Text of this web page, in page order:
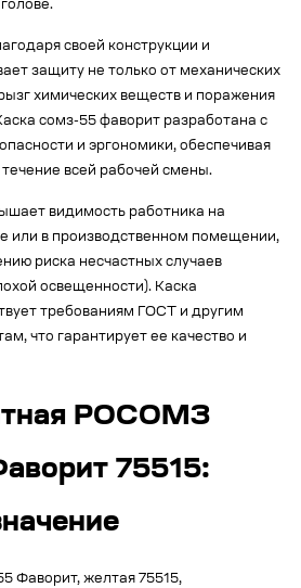
своей конструкции и
защиту не только от механических
химических веществ и поражения
сомз-55 фаворит разработана с
и эргономики, обеспечивая
всей рабочей смены.
видимость работника на
или в производственном помещении,
риска несчастных случаев
освещенности). Каска
требованиям ГОСТ и другим
что гарантирует ее качество и
РОСОМЗ
75515:
желтая 75515,